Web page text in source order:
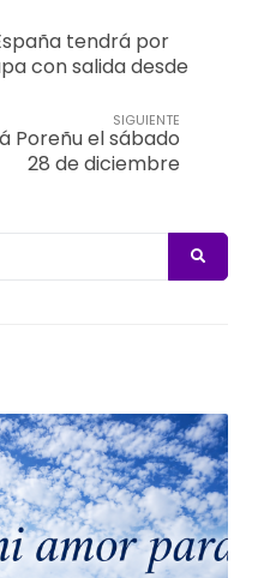
tendrá por
con salida desde
SIGUIENTE
Poreñu el sábado
28 de diciembre